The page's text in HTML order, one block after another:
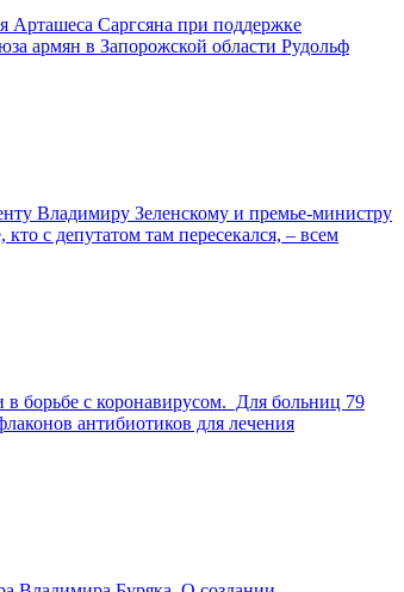
Арташеса Саргсяна при поддержке
армян в Запорожской области Рудольф
Владимиру Зеленскому и премье-министру
с депутатом там пересекался, – всем
борьбе с коронавирусом. Для больниц 79
антибиотиков для лечения